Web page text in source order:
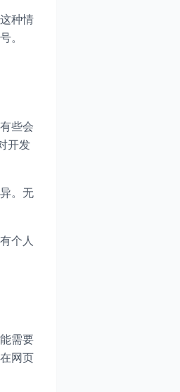
种情
。
些会
开发
。无
个人
需要
网页